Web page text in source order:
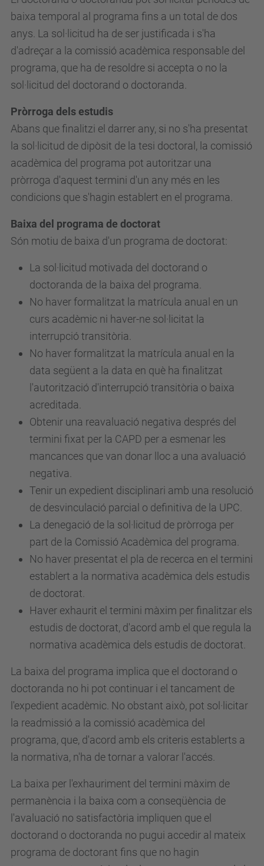
baixa temporal al programa fins a un total de dos
anys. La sol·licitud ha de ser justificada i s'ha
d'adreçar a la comissió acadèmica responsable del
programa, que ha de resoldre si accepta o no la
sol·licitud del doctorand o doctoranda.
Pròrroga dels estudis
Abans que finalitzi el darrer any, si no s'ha presentat
la sol·licitud de dipòsit de la tesi doctoral, la comissió
acadèmica del programa pot autoritzar una
pròrroga d'aquest termini d'un any més en les
condicions que s'hagin establert en el programa.
Baixa del programa de doctorat
Són motiu de baixa d'un programa de doctorat:
La sol·licitud motivada del doctorand o
doctoranda de la baixa del programa.
No haver formalitzat la matrícula anual en un
curs acadèmic ni haver-ne sol·licitat la
interrupció transitòria.
No haver formalitzat la matrícula anual en la
data següent a la data en què ha finalitzat
l'autorització d'interrupció transitòria o baixa
acreditada.
Obtenir una reavaluació negativa després del
termini fixat per la CAPD per a esmenar les
mancances que van donar lloc a una avaluació
negativa.
Tenir un expedient disciplinari amb una resolució
de desvinculació parcial o definitiva de la UPC.
La denegació de la sol·licitud de pròrroga per
part de la Comissió Acadèmica del programa.
No haver presentat el pla de recerca en el termini
establert a la normativa acadèmica dels estudis
de doctorat.
Haver exhaurit el termini màxim per finalitzar els
estudis de doctorat, d'acord amb el que regula la
normativa acadèmica dels estudis de doctorat.
La baixa del programa implica que el doctorand o
doctoranda no hi pot continuar i el tancament de
l'expedient acadèmic. No obstant això, pot sol·licitar
la readmissió a la comissió acadèmica del
programa, que, d'acord amb els criteris establerts a
la normativa, n'ha de tornar a valorar l'accés.
La baixa per l'exhauriment del termini màxim de
permanència i la baixa com a conseqüència de
l'avaluació no satisfactòria impliquen que el
doctorand o doctoranda no pugui accedir al mateix
programa de doctorant fins que no hagin